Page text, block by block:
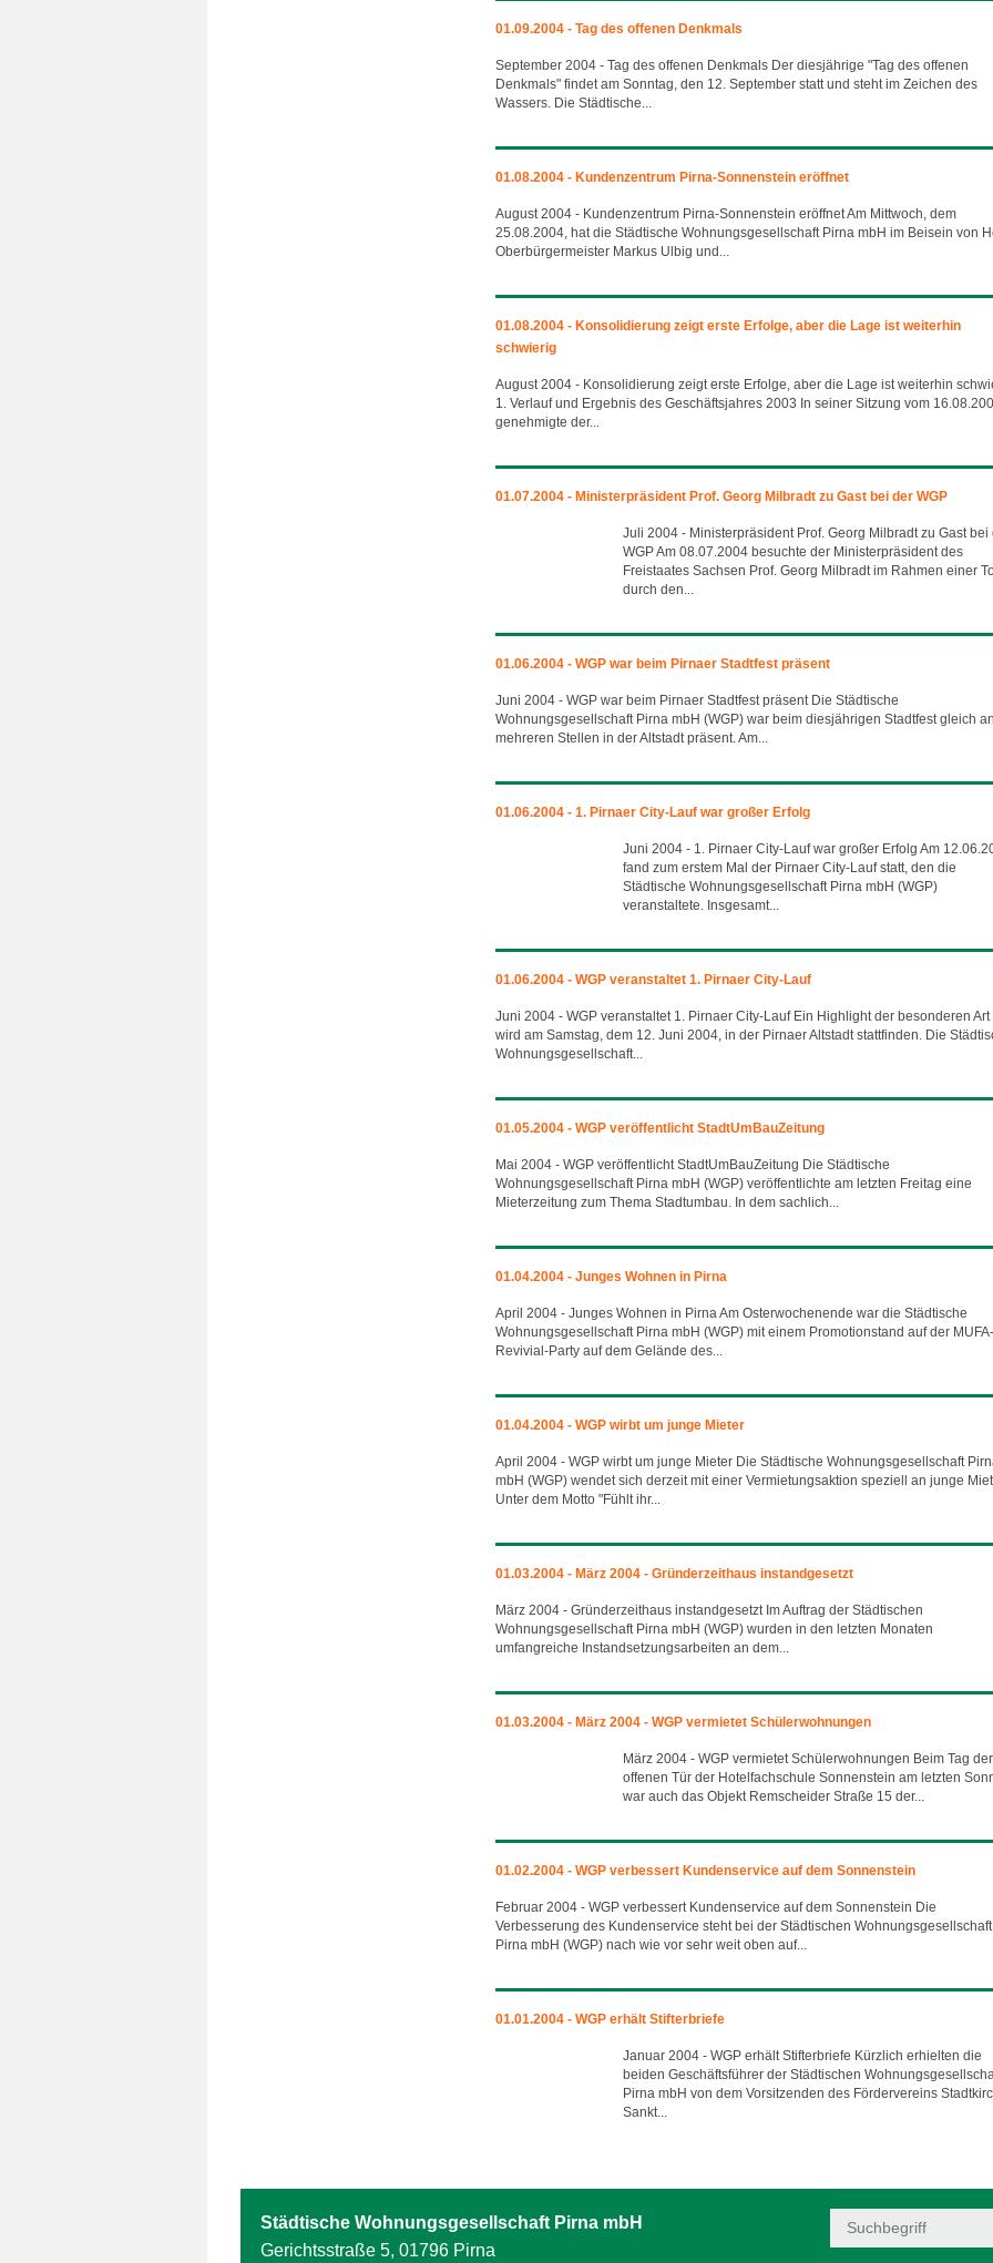
01.09.2004 - Tag des offenen Denkmals
September 2004 - Tag des offenen Denkmals Der diesjährige "Tag des offenen
Denkmals" findet am Sonntag, den 12. September statt und steht im Zeichen des
Wassers. Die Städtische...
01.08.2004 - Kundenzentrum Pirna-Sonnenstein eröffnet
August 2004 - Kundenzentrum Pirna-Sonnenstein eröffnet Am Mittwoch, dem
25.08.2004, hat die Städtische Wohnungsgesellschaft Pirna mbH im Beisein von
Oberbürgermeister Markus Ulbig und...
01.08.2004 - Konsolidierung zeigt erste Erfolge, aber die Lage ist weiterhin
schwierig
August 2004 - Konsolidierung zeigt erste Erfolge, aber die Lage ist weiterhin
1. Verlauf und Ergebnis des Geschäftsjahres 2003 In seiner Sitzung vom
genehmigte der...
01.07.2004 - Ministerpräsident Prof. Georg Milbradt zu Gast bei der WGP
Juli 2004 - Ministerpräsident Prof. Georg Milbradt zu Gast bei
WGP Am 08.07.2004 besuchte der Ministerpräsident des
Freistaates Sachsen Prof. Georg Milbradt im Rahmen einer
durch den...
01.06.2004 - WGP war beim Pirnaer Stadtfest präsent
Juni 2004 - WGP war beim Pirnaer Stadtfest präsent Die Städtische
Wohnungsgesellschaft Pirna mbH (WGP) war beim diesjährigen Stadtfest gleich an
mehreren Stellen in der Altstadt präsent. Am...
01.06.2004 - 1. Pirnaer City-Lauf war großer Erfolg
Juni 2004 - 1. Pirnaer City-Lauf war großer Erfolg Am
fand zum erstem Mal der Pirnaer City-Lauf statt, den die
Städtische Wohnungsgesellschaft Pirna mbH (WGP)
veranstaltete. Insgesamt...
01.06.2004 - WGP veranstaltet 1. Pirnaer City-Lauf
Juni 2004 - WGP veranstaltet 1. Pirnaer City-Lauf Ein Highlight der besonderen Art
wird am Samstag, dem 12. Juni 2004, in der Pirnaer Altstadt stattfinden. Die
Wohnungsgesellschaft...
01.05.2004 - WGP veröffentlicht StadtUmBauZeitung
Mai 2004 - WGP veröffentlicht StadtUmBauZeitung Die Städtische
Wohnungsgesellschaft Pirna mbH (WGP) veröffentlichte am letzten Freitag eine
Mieterzeitung zum Thema Stadtumbau. In dem sachlich...
01.04.2004 - Junges Wohnen in Pirna
April 2004 - Junges Wohnen in Pirna Am Osterwochenende war die Städtische
Wohnungsgesellschaft Pirna mbH (WGP) mit einem Promotionstand auf der MUFA-
Revivial-Party auf dem Gelände des...
01.04.2004 - WGP wirbt um junge Mieter
April 2004 - WGP wirbt um junge Mieter Die Städtische Wohnungsgesellschaft
mbH (WGP) wendet sich derzeit mit einer Vermietungsaktion speziell an junge
Unter dem Motto "Fühlt ihr...
01.03.2004 - März 2004 - Gründerzeithaus instandgesetzt
März 2004 - Gründerzeithaus instandgesetzt Im Auftrag der Städtischen
Wohnungsgesellschaft Pirna mbH (WGP) wurden in den letzten Monaten
umfangreiche Instandsetzungsarbeiten an dem...
01.03.2004 - März 2004 - WGP vermietet Schülerwohnungen
März 2004 - WGP vermietet Schülerwohnungen Beim Tag der
offenen Tür der Hotelfachschule Sonnenstein am letzten
war auch das Objekt Remscheider Straße 15 der...
01.02.2004 - WGP verbessert Kundenservice auf dem Sonnenstein
Februar 2004 - WGP verbessert Kundenservice auf dem Sonnenstein Die
Verbesserung des Kundenservice steht bei der Städtischen Wohnungsgesellschaft
Pirna mbH (WGP) nach wie vor sehr weit oben auf...
01.01.2004 - WGP erhält Stifterbriefe
Januar 2004 - WGP erhält Stifterbriefe Kürzlich erhielten die
beiden Geschäftsführer der Städtischen
Pirna mbH von dem Vorsitzenden des Fördervereins
Sankt...
Städtische Wohnungsgesellschaft Pirna mbH
Gerichtsstraße 5, 01796 Pirna